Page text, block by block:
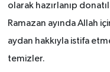
olarak hazırlanıp
Ramazan ayında Allah
aydan hakkıyla istifa
temizler.